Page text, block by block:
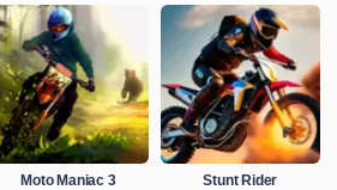
Moto Maniac 3 Stunt Rider